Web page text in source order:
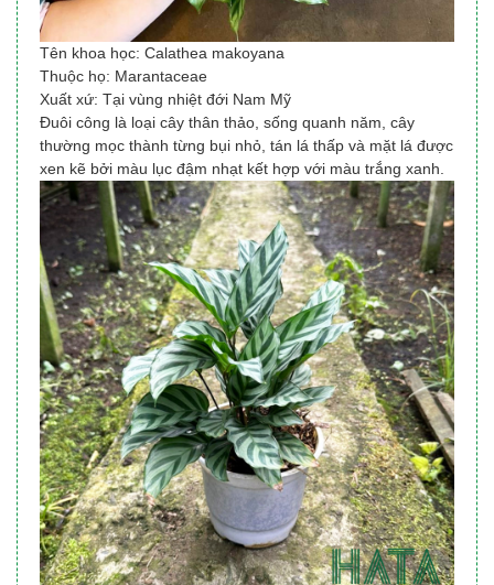
Tên khoa học: Calathea makoyana
Thuộc họ: Marantaceae
Xuất xứ: Tại vùng nhiệt đới Nam Mỹ
Đuôi công là loại cây thân thảo, sống quanh năm, cây
thường mọc thành từng bụi nhỏ, tán lá thấp và mặt lá được
xen kẽ bởi màu lục đậm nhạt kết hợp với màu trắng xanh.